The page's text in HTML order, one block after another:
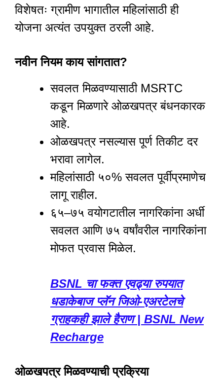
विशेषतः ग्रामीण भागातील महिलांसाठी ही
योजना अत्यंत उपयुक्त ठरली आहे.
नवीन नियम काय सांगतात?
सवलत मिळवण्यासाठी MSRTC
कडून मिळणारे ओळखपत्र बंधनकारक
आहे.
ओळखपत्र नसल्यास पूर्ण तिकीट दर
भरावा लागेल.
महिलांसाठी ५०% सवलत पूर्वीप्रमाणेच
लागू राहील.
६५–७५ वयोगटातील नागरिकांना अर्धी
सवलत आणि ७५ वर्षांवरील नागरिकांना
मोफत प्रवास मिळेल.
BSNL चा फक्त एवढ्या रुपयात
धडाकेबाज प्लॅन जिओ-एअरटेलचे
ग्राहकही झाले हैराण | BSNL New
Recharge
ओळखपत्र मिळवण्याची प्रक्रिया